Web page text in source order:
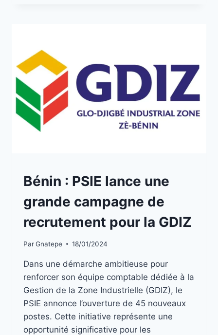
A
LA
|
Bénin : PSIE lance une
grande campagne de
recrutement pour la GDIZ
ParGnatepe 18/01/2024
Dans une démarche ambitieuse pour
renforcer son équipe comptable dédiée à la
Gestion de la Zone Industrielle (GDIZ), le
PSIE annonce l’ouverture de 45 nouveaux
postes. Cette initiative représente une
opportunité significative pour les